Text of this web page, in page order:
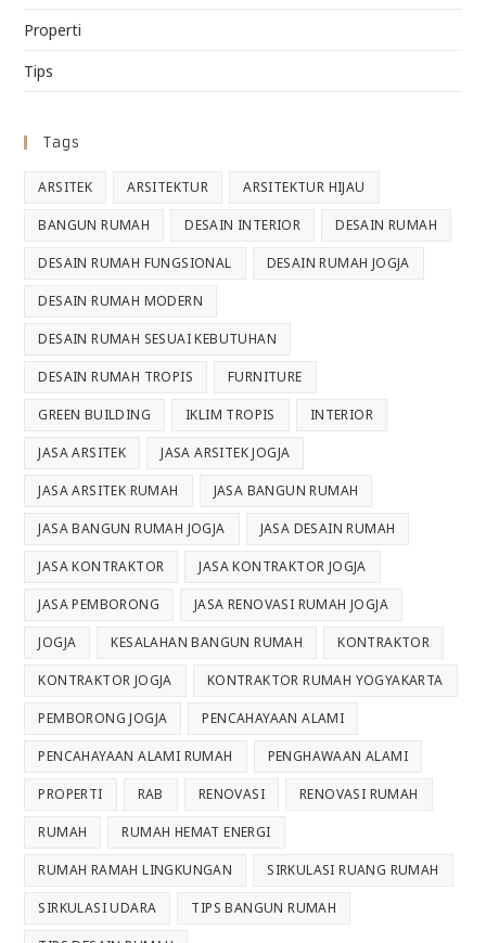
Properti
Tips
Tags
ARSITEK ARSITEKTUR ARSITEKTUR HIJAU
BANGUN RUMAH DESAIN INTERIOR DESAIN RUMAH
DESAIN RUMAH FUNGSIONAL DESAIN RUMAH JOGJA
DESAIN RUMAH MODERN
DESAIN RUMAH SESUAI KEBUTUHAN
DESAIN RUMAH TROPIS FURNITURE
GREEN BUILDING IKLIM TROPIS INTERIOR
JASA ARSITEK JASA ARSITEK JOGJA
JASA ARSITEK RUMAH JASA BANGUN RUMAH
JASA BANGUN RUMAH JOGJA JASA DESAIN RUMAH
JASA KONTRAKTOR JASA KONTRAKTOR JOGJA
JASA PEMBORONG JASA RENOVASI RUMAH JOGJA
JOGJA KESALAHAN BANGUN RUMAH KONTRAKTOR
KONTRAKTOR JOGJA KONTRAKTOR RUMAH YOGYAKARTA
PEMBORONG JOGJA PENCAHAYAAN ALAMI
PENCAHAYAAN ALAMI RUMAH PENGHAWAAN ALAMI
PROPERTI RAB RENOVASI RENOVASI RUMAH
RUMAH RUMAH HEMAT ENERGI
RUMAH RAMAH LINGKUNGAN SIRKULASI RUANG RUMAH
SIRKULASI UDARA TIPS BANGUN RUMAH